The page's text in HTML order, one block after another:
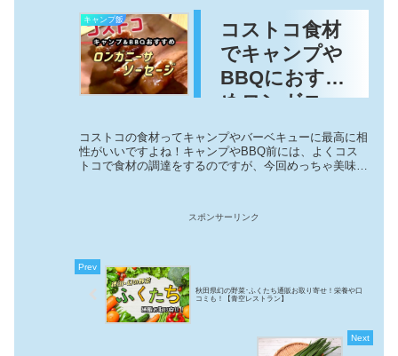
てしまうブロッコリーを与えるとえぐみが消...
キャンプ飯
コストコ食材
でキャンプや
BBQにおすす
めロンガニー
サソーセー
ジ！通販もあ
る！
コストコの食材ってキャンプやバーベキューに最高に相
性がいいですよね！キャンプやBBQ前には、よくコス
トコで食材の調達をするのですが、今回めっちゃ美味し
スポンサーリンク
秋田県幻の野菜･ふくたち通販お取り寄せ！栄養や口
コミも！【青空レストラン】